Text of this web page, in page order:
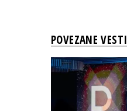
POVEZANE VESTI